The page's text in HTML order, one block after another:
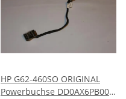
HP G62-460SO ORIGINAL
Powerbuchse DD0AX6PB000